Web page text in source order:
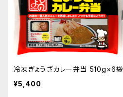
冷凍ぎょうざカレー弁当 510g×6袋
¥5,400